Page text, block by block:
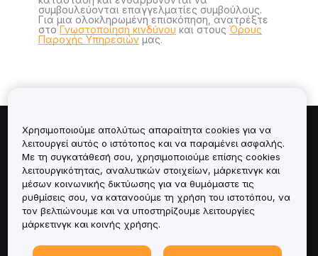
συμβουλεύονται επαγγελματίες συμβούλους.
Για μια ολοκληρωμένη επισκόπηση, ανατρέξτε
στοΓνωστοποίηση κινδύνου και στους Όρους
Παροχής Υπηρεσιών μας.
Πληροφορίες για
Υπηρεσίες
Υποστήριξη
Χρησιμοποιούμε απολύτως απαραίτητα cookies για να
λειτουργεί αυτός ο ιστότοπος και να παραμένει ασφαλής.
Με τη συγκατάθεσή σου, χρησιμοποιούμε επίσης cookies
λειτουργικότητας, αναλυτικών στοιχείων, μάρκετινγκ και
μέσων κοινωνικής δικτύωσης για να θυμόμαστε τις
ρυθμίσεις σου, να κατανοούμε τη χρήση του ιστοτόπου, να
τον βελτιώνουμε και να υποστηρίζουμε λειτουργίες
μάρκετινγκ και κοινής χρήσης.